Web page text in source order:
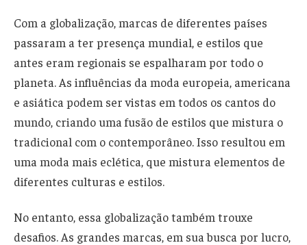
Com a globalização, marcas de diferentes países
passaram a ter presença mundial, e estilos que
antes eram regionais se espalharam por todo o
planeta. As influências da moda europeia, americana
e asiática podem ser vistas em todos os cantos do
mundo, criando uma fusão de estilos que mistura o
tradicional com o contemporâneo. Isso resultou em
uma moda mais eclética, que mistura elementos de
diferentes culturas e estilos.
No entanto, essa globalização também trouxe
desafios. As grandes marcas, em sua busca por lucro,